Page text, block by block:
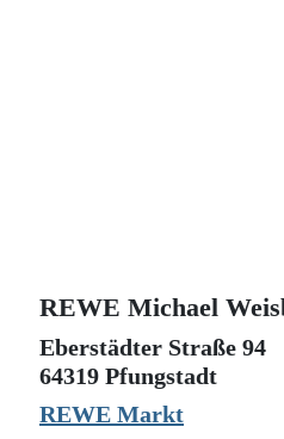
REWE Michael
Eberstädter Straße 94
64319 Pfungstadt
REWE Markt